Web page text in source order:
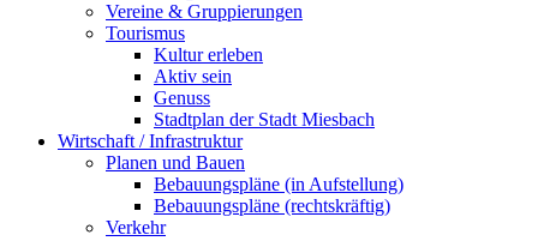
Vereine & Gruppierungen
Tourismus
Kultur erleben
Aktiv sein
Genuss
Stadtplan der Stadt Miesbach
Wirtschaft / Infrastruktur
Planen und Bauen
Bebauungspläne (in Aufstellung)
Bebauungspläne (rechtskräftig)
Verkehr